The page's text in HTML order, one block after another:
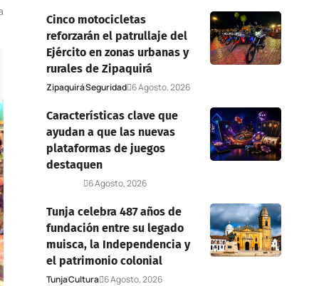
Cinco motocicletas
reforzarán el patrullaje del
Ejército en zonas urbanas y
rurales de Zipaquirá
ZipaquiráSeguridad 6 Agosto, 2026
Características clave que
ayudan a que las nuevas
plataformas de juegos
destaquen
6 Agosto, 2026
Tunja celebra 487 años de
fundación entre su legado
muisca, la Independencia y
el patrimonio colonial
TunjaCultura 6 Agosto, 2026